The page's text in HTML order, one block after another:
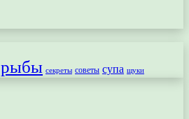
рыбы секреты советы супа щуки